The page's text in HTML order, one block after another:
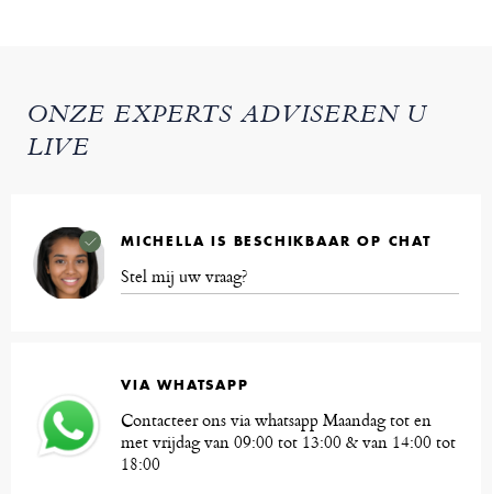
ONZE EXPERTS ADVISEREN U
LIVE
MICHELLA IS BESCHIKBAAR OP CHAT
Stel mij uw vraag?
VIA WHATSAPP
Contacteer ons via whatsapp Maandag tot en
met vrijdag van 09:00 tot 13:00 & van 14:00 tot
18:00